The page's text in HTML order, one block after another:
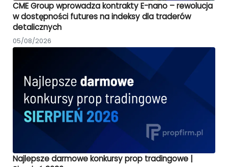
CME Group wprowadza kontrakty E-nano – rewolucja
w dostępności futures na indeksy dla traderów
detalicznych
05/08/2026
Najlepsze darmowe konkursy prop tradingowe |